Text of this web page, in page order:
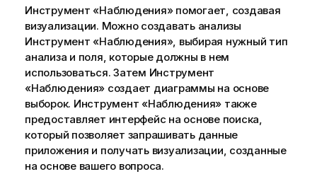
Инструмент «Наблюдения»помогает, создавая
визуализации. Можно создавать анализы
Инструмент «Наблюдения», выбирая нужный тип
анализа и поля, которые должны в нем
использоваться. Затем Инструмент
«Наблюдения» создает диаграммы на основе
выборок. Инструмент «Наблюдения» также
предоставляет интерфейс на основе поиска,
который позволяет запрашивать данные
приложения и получать визуализации, созданные
на основе вашего вопроса.